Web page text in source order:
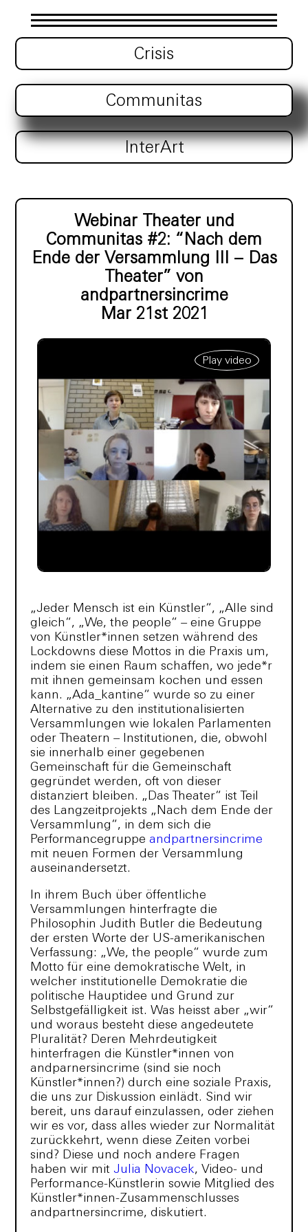
Crisis
Communitas
InterArt
Webinar Theater und
Communitas #2: “Nach dem
Ende der Versammlung III – Das
Theater” von
andpartnersincrime
Mar 21st 2021
Play video
„Jeder Mensch ist ein Künstler“, „Alle sind
gleich“, „We, the people“ – eine Gruppe
von Künstler*innen setzen während des
Lockdowns diese Mottos in die Praxis um,
indem sie einen Raum schaffen, wo jede*r
mit ihnen gemeinsam kochen und essen
kann. „Ada_kantine“ wurde so zu einer
Alternative zu den institutionalisierten
Versammlungen wie lokalen Parlamenten
oder Theatern – Institutionen, die, obwohl
sie innerhalb einer gegebenen
Gemeinschaft für die Gemeinschaft
gegründet werden, oft von dieser
distanziert bleiben. „Das Theater“ ist Teil
des Langzeitprojekts „Nach dem Ende der
Versammlung“, in dem sich die
Performancegruppeandpartnersincrime
mit neuen Formen der Versammlung
auseinandersetzt.
In ihrem Buch über öffentliche
Versammlungen hinterfragte die
Philosophin Judith Butler die Bedeutung
der ersten Worte der US-amerikanischen
Verfassung: „We, the people“ wurde zum
Motto für eine demokratische Welt, in
welcher institutionelle Demokratie die
politische Hauptidee und Grund zur
Selbstgefälligkeit ist. Was heisst aber „wir“
und woraus besteht diese angedeutete
Pluralität? Deren Mehrdeutigkeit
hinterfragen die Künstler*innen von
andparnersincrime (sind sie noch
Künstler*innen?) durch eine soziale Praxis,
die uns zur Diskussion einlädt. Sind wir
bereit, uns darauf einzulassen, oder ziehen
wir es vor, dass alles wieder zur Normalität
zurückkehrt, wenn diese Zeiten vorbei
sind? Diese und noch andere Fragen
haben wir mitJulia Novacek, Video- und
Performance-Künstlerin sowie Mitglied des
Künstler*innen-Zusammenschlusses
andpartnersincrime, diskutiert.